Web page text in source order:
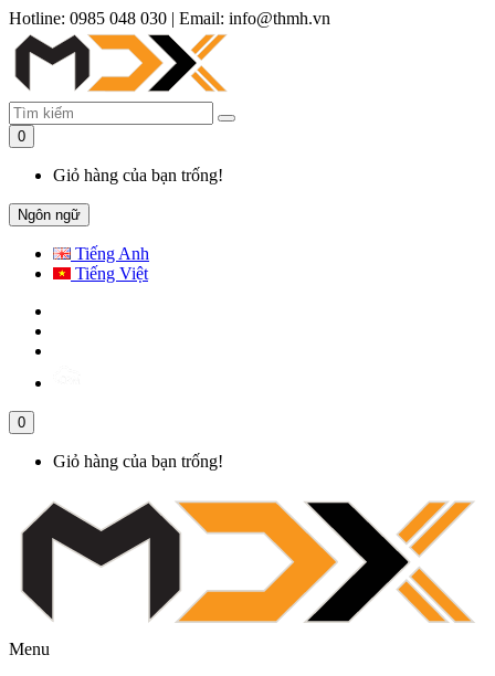
Hotline: 0985 048 030 | Email: info@thmh.vn
0
Giỏ hàng của bạn trống!
Ngôn ngữ
Tiếng Anh
Tiếng Việt
0
Giỏ hàng của bạn trống!
Menu